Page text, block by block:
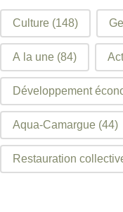
filtre articles
Culture (148)
A la une (84)
Développement
Aqua-Camargue (44)
Restauration